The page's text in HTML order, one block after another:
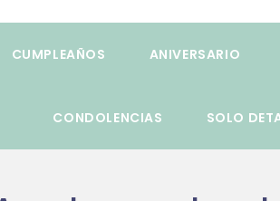
CUMPLEAÑOS ANIVERSARIO
CONDOLENCIAS SOLO